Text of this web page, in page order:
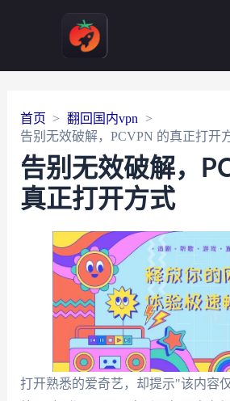
首页
翻回国内vpn
告别无效破解，PCVPN 的真正打开
告别无效破解，
真正打开方式
打开熟悉的爱奇艺，却提示"该内容